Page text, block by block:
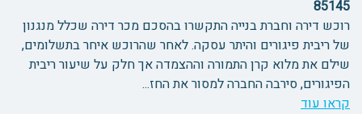
85145
רוכש דירה וחברת בנייה התקשרו בהסכם מכר דירה שכלל מנגנון
של ריבית פיגורים והיתר עסקה. לאחר שהרוכש איחר בתשלומים,
שילם את מלוא קרן התמורה וההצמדה אך חלק על שיעור ריבית
הפיגורים, סירבה החברה למסור את החז...
קראו עוד